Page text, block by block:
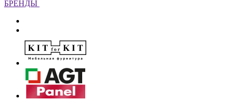
БРЕНДЫ